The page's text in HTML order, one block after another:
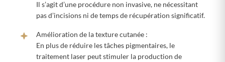
Il s’agit d’une procédure non invasive, ne nécessitant
pas d’incisions ni de temps de récupération significatif.
Amélioration de la texture cutanée :
En plus de réduire les tâches pigmentaires, le
traitement laser peut stimuler la production de